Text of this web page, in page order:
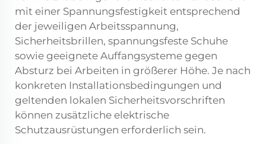
mit einer Spannungsfestigkeit entsprechend
der jeweiligen Arbeitsspannung,
Sicherheitsbrillen, spannungsfeste Schuhe
sowie geeignete Auffangsysteme gegen
Absturz bei Arbeiten in größerer Höhe. Je nach
konkreten Installationsbedingungen und
geltenden lokalen Sicherheitsvorschriften
können zusätzliche elektrische
Schutzausrüstungen erforderlich sein.